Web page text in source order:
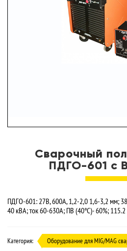
Сварочный
ПДГО-601 с
ПДГО-601: 27В, 600А, 1,2-2,0 1,6-3,2 мм;
40 кВА; ток 60-630А; ПВ (40°C)- 60%; 115.2
Категория: Оборудование для MIG/MAG